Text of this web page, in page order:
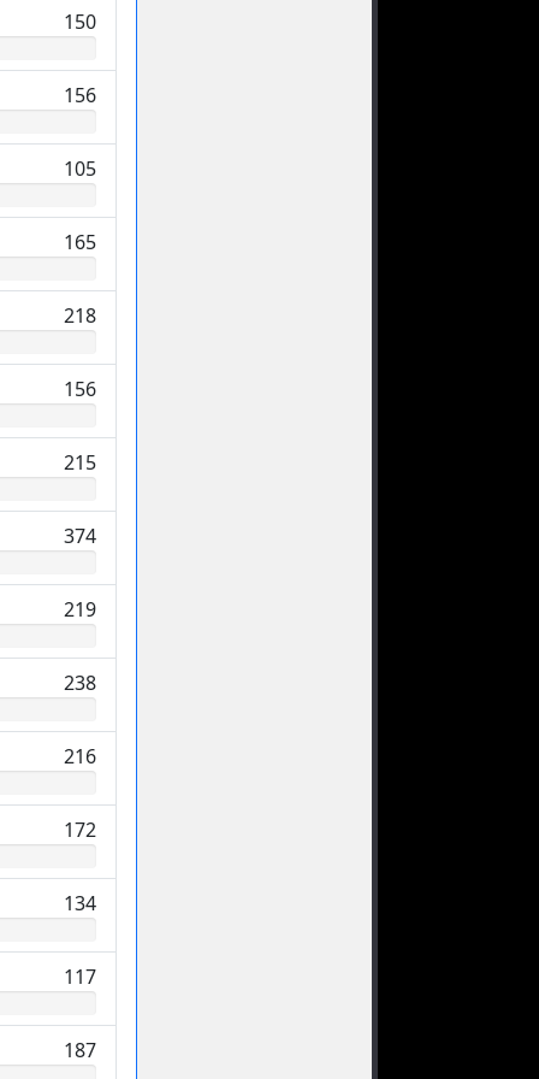
150
156
105
165
218
156
215
374
219
238
216
172
134
117
187